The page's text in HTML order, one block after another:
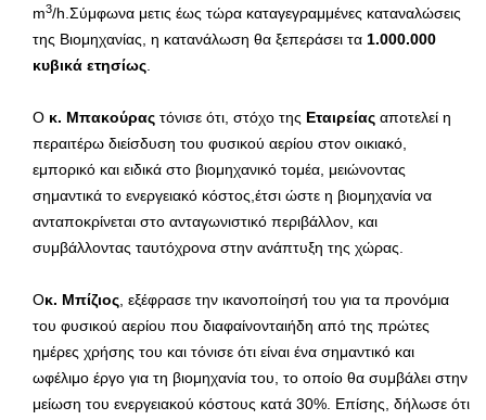
m3/h.Σύμφωνα μετις έως τώρα καταγεγραμμένες καταναλώσεις
της Βιομηχανίας, η κατανάλωση θα ξεπεράσει τα 1.000.000
κυβικά ετησίως
Ο κ. Μπακούρας τόνισε ότι, στόχο της Εταιρείας αποτελεί η
περαιτέρω διείσδυση του φυσικού αερίου στον οικιακό,
εμπορικό και ειδικά στο βιομηχανικό τομέα, μειώνοντας
σημαντικά το ενεργειακό κόστος,έτσι ώστε η βιομηχανία να
ανταποκρίνεται στο ανταγωνιστικό περιβάλλον, και
συμβάλλοντας ταυτόχρονα στην ανάπτυξη της χώρας.
Oκ. Μπίζιος , εξέφρασε την ικανοποίησή του για τα προνόμια
του φυσικού αερίου που διαφαίνονταιήδη από της πρώτες
ημέρες χρήσης του και τόνισε ότι είναι ένα σημαντικό και
ωφέλιμο έργο για τη βιομηχανία του, το οποίο θα συμβάλει στην
μείωση του ενεργειακού κόστους κατά 30%. Επίσης, δήλωσε ότι